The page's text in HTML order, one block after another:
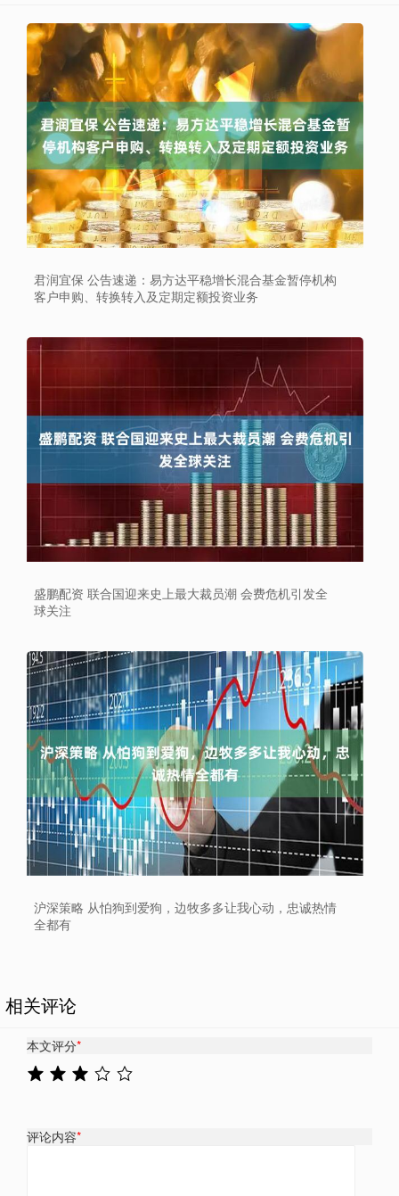
君润宜保 公告速递：易方达平稳增长混合基金暂停机构
客户申购、转换转入及定期定额投资业务
盛鹏配资 联合国迎来史上最大裁员潮 会费危机引发全
球关注
沪深策略 从怕狗到爱狗，边牧多多让我心动，忠诚热情
全都有
相关评论
本文评分*
评论内容*